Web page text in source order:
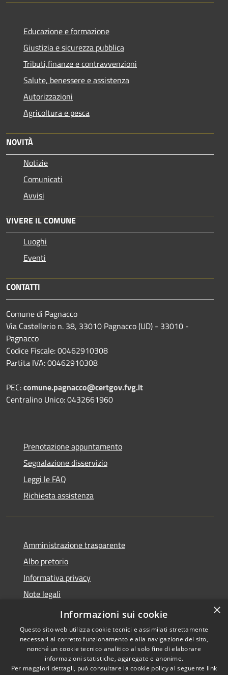
Educazione e formazione
Giustizia e sicurezza pubblica
Tributi,finanze e contravvenzioni
Salute, benessere e assistenza
Autorizzazioni
Agricoltura e pesca
NOVITÀ
Notizie
Comunicati
Avvisi
VIVERE IL COMUNE
Luoghi
Eventi
CONTATTI
Comune di Pagnacco
Via Castellerio n. 38, 33010 Pagnacco (UD) - 33010 -
Pagnacco
Codice Fiscale: 00462910308
Partita IVA: 00462910308
PEC:comune.pagnacco@certgov.fvg.it
Centralino Unico: 0432661960
Prenotazione appuntamento
Segnalazione disservizio
Leggi le FAQ
Richiesta assistenza
Amministrazione trasparente
Albo pretorio
Informativa privacy
Note legali
Dichiarazione di accessibilità
Copyright © 2026 • Comune di
×
Informazioni sui cookie
Questo sito web utilizza cookie tecnici e assimilati strettamente
necessari al corretto funzionamento e alla navigazione del sito,
nonché un cookie tecnico analitico al solo fine di elaborare
informazioni statistiche, aggregate e anonime.
Per maggiori dettagli, può consultare la cookie policy al seguente link